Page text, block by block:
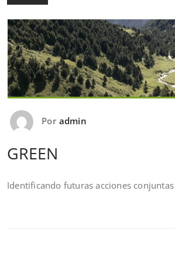
Por admin
GREEN
Identificando futuras acciones conjuntas